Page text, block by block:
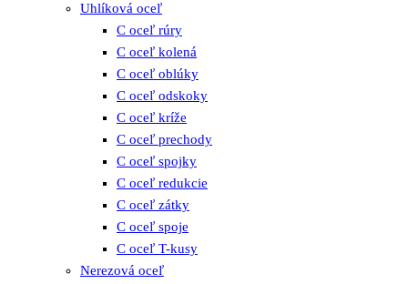
Uhlíková oceľ
C oceľ rúry
C oceľ kolená
C oceľ oblúky
C oceľ odskoky
C oceľ kríže
C oceľ prechody
C oceľ spojky
C oceľ redukcie
C oceľ zátky
C oceľ spoje
C oceľ T-kusy
Nerezová oceľ